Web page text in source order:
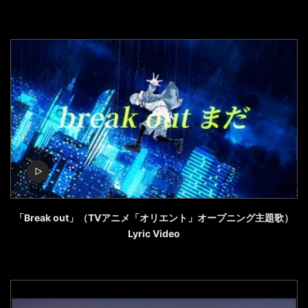
「Break out」（TVアニメ「オリエント」オープニング主題歌）
Lyric Video